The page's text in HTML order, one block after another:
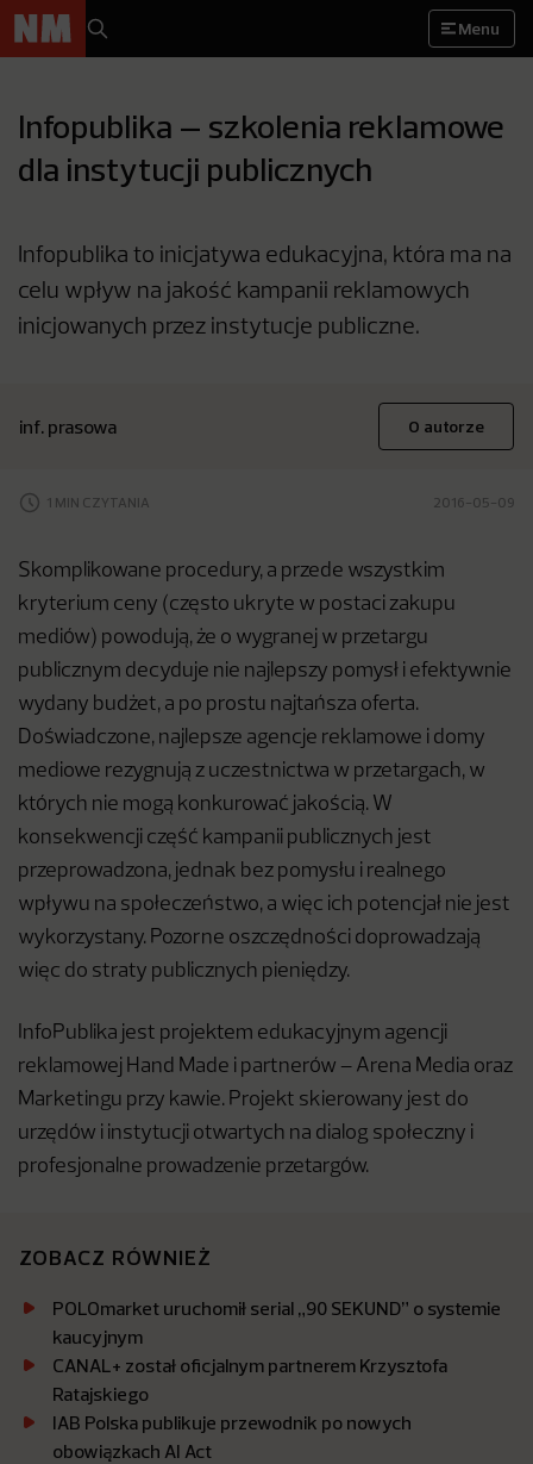
Menu
Infopublika – szkolenia reklamowe
dla instytucji publicznych
Infopublika to inicjatywa edukacyjna, która ma na
celu wpływ na jakość kampanii reklamowych
inicjowanych przez instytucje publiczne.
inf. prasowa O autorze
1 MIN CZYTANIA 2016-05-09
Skomplikowane procedury, a przede wszystkim
kryterium ceny (często ukryte w postaci zakupu
mediów) powodują, że o wygranej w przetargu
publicznym decyduje nie najlepszy pomysł i efektywnie
wydany budżet, a po prostu najtańsza oferta.
Doświadczone, najlepsze agencje reklamowe i domy
mediowe rezygnują z uczestnictwa w przetargach, w
których nie mogą konkurować jakością. W
konsekwencji część kampanii publicznych jest
przeprowadzona, jednak bez pomysłu i realnego
wpływu na społeczeństwo, a więc ich potencjał nie jest
wykorzystany. Pozorne oszczędności doprowadzają
więc do straty publicznych pieniędzy.
InfoPublika jest projektem edukacyjnym agencji
reklamowej Hand Made i partnerów – Arena Media oraz
Marketingu przy kawie. Projekt skierowany jest do
urzędów i instytucji otwartych na dialog społeczny i
profesjonalne prowadzenie przetargów.
ZOBACZ RÓWNIEŻ
POLOmarket uruchomił serial „90 SEKUND” o systemie
kaucyjnym
CANAL+ został oficjalnym partnerem Krzysztofa
Ratajskiego
IAB Polska publikuje przewodnik po nowych
obowiązkach AI Act